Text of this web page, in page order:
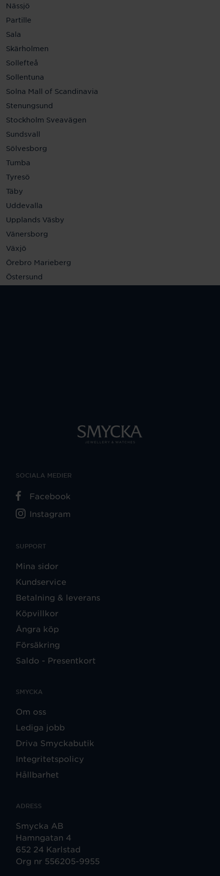
Nässjö
Partille
Sala
Skärholmen
Sollefteå
Sollentuna
Solna Mall of Scandinavia
Stenungsund
Stockholm Sveavägen
Sundsvall
Sölvesborg
Tumba
Tyresö
Täby
Uddevalla
Upplands Väsby
Vänersborg
Växjö
Örebro Marieberg
Östersund
SUPPORT
Mina sidor
Kundservice
Betalning & leverans
Köpvillkor
Ångra köp
Försäkring
Saldo - Presentkort
SMYCKA
Om oss
Lediga jobb
Driva Smyckabutik
Integritetspolicy
Hållbarhet
ADRESS
Smycka AB
Hamngatan 4
652 24 Karlstad
Org nr 556205-9955
SOCIALA MEDIER
Facebook
Instagram